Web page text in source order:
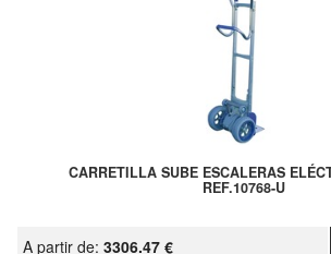
CARRETILLA SUBE ESCALERAS
REF.10768-U
A partir de: 3306.47 €